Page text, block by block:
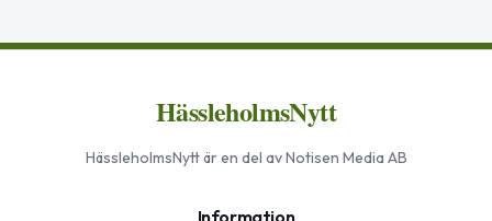
HässleholmsNytt
HässleholmsNyttär en del av Notisen Media AB